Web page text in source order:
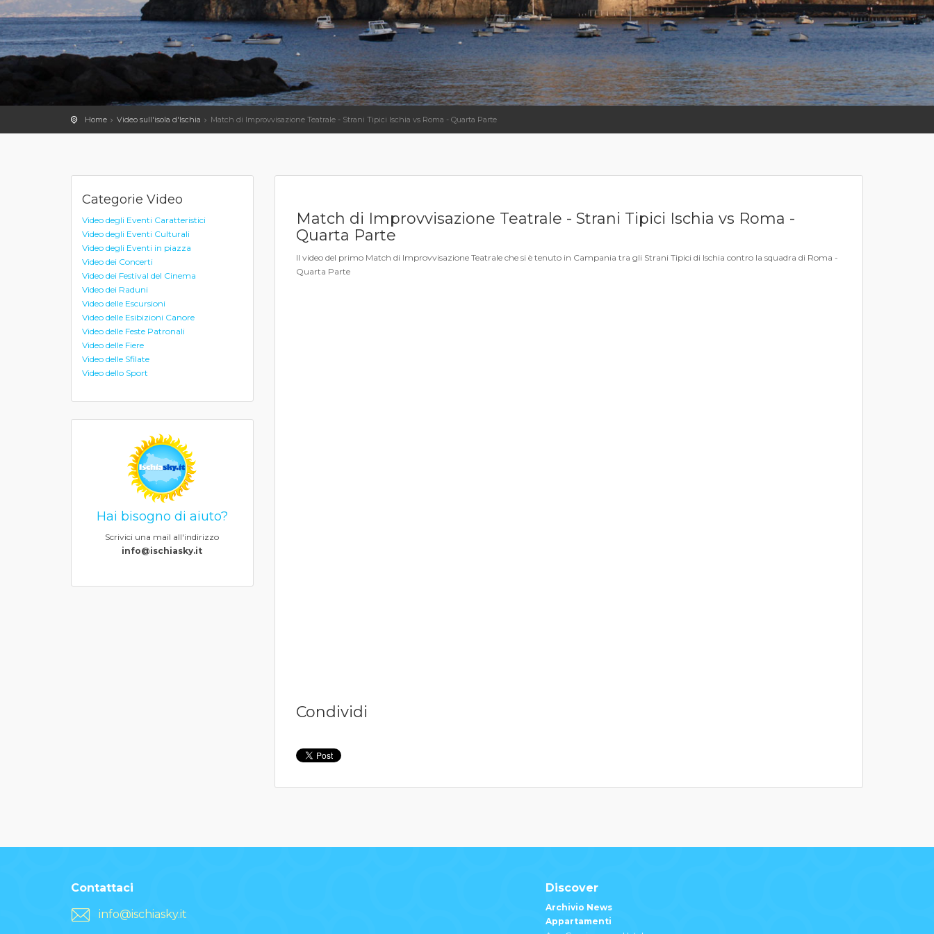
Home Video sull'isola d'Ischia Match di Improvvisazione Teatrale - Strani Tipici Ischia vs Roma - Quarta Parte
Categorie Video
Video degli Eventi Caratteristici
Video degli Eventi Culturali
Video degli Eventi in piazza
Video dei Concerti
Video dei Festival del Cinema
Video dei Raduni
Video delle Escursioni
Video delle Esibizioni Canore
Video delle Feste Patronali
Video delle Fiere
Video delle Sfilate
Video dello Sport
Hai bisogno di aiuto?
Scrivici una mail all'indirizzo
info@ischiasky.it
Match di Improvvisazione Teatrale - Strani Tipici Ischia vs Roma -
Quarta Parte
Il video del primo Match di Improvvisazione Teatrale che si è tenuto in Campania tra gli Strani Tipici di Ischia contro la squadra di Roma -
Quarta Parte
Condividi
Contattaci
info@ischiasky.it
Discover
Archivio News
Appartamenti